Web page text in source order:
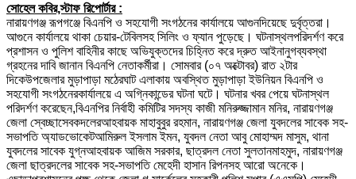
সোহেল কবির,স্টাফ রিপোর্টার :
নারায়ণগঞ্জ রূপগঞ্জে বিএনপি ও সহযোগী সংগঠনের কার্যালয়ে আগুনদিয়েছে দুর্বৃত্তরা।
আগুনে কার্যালয়ে থাকা চেয়ার-টেবিলসহ সিলিং ও ফ্যান পুড়েছে। ঘটনাস্থলপরিদর্শণ করে
প্রশাসন ও পুলিশ বাহিনীর কাছে অভিযুক্তদের চিহ্নিত করে দ্রুত আইনানুগব্যবস্থা
গ্রহনের দাবি জানান বিএনপি নেতাকর্মীরা। সোমবার (০৭ অক্টোবর) রাত ২টার
দিকেউপজেলার মুড়াপাড়া মঠেরঘাট এলাকায় অবস্থিত মুড়াপাড়া ইউনিয়ন বিএনপি ও
সহযোগী সংগঠনেরকার্যালয়ে এ অগ্নিকান্ডের ঘটনা ঘটে। ঘটনার খবর পেয়ে ঘটনাস্থল
পরিদর্শণ করেছেন,বিএনপির নির্বাহী কমিটির সদস্য কাজী মনিরুজ্জামান মনির, নারায়ণগঞ্জ
জেলা স্বেচ্ছাসেবকদলেরআহবায়ক মাহাবুবুর রহমান, নারায়ণগঞ্জ জেলা যুবদলের সাবেক সহ-
সভাপতি অ্যাডভোকেটআমিরুল ইসলাম ইমন, যুবদল নেতা আবু মোহাম্মদ মাসুম, থানা
যুবদলের সাবেক যুগ্নআহবায়ক আজিম সরকার, ছাত্রদল নেতা সুলতানমাহমুদ, নারায়ণগঞ্জ
জেলা ছাত্রদলের সাবেক সহ-সভাপতি মেহেদী হাসান রিপনসহ আরো অনেকে।